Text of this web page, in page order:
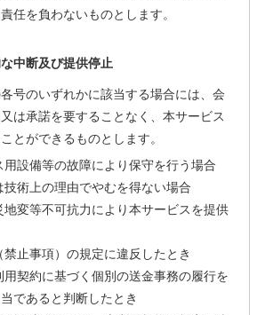
任を負わないものとします。
中断及び提供停止
号のいずれかに該当する場合には、会
は承諾を要することなく、本サービス
とができるものとします。
用設備等の故障により保守を行う場合
技術上の理由でやむを得ない場合
地変等不可抗力により本サービスを提供
禁止事項）の規定に違反したとき
用契約に基づく個別の送金事務の履行を
であると判断したとき